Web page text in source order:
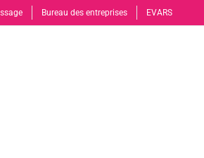
Bureau des entreprises EVARS